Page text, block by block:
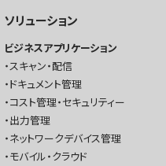
ソリューション
ビジネスアプリケーション
スキャン・配信
ドキュメント管理
コスト管理・セキュリティー
出力管理
ネットワークデバイス管理
モバイル・クラウド